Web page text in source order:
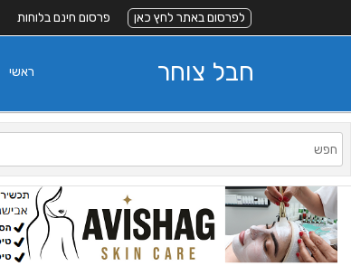
לפרסום באתר לחץ כאן פרסום חינם בלוחות
חבל צוחר ראשי